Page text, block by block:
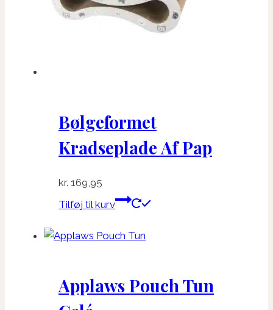
Bølgeformet
Kradseplade Af Pap
kr. 169,95
Tilføj til kurv
Applaws Pouch Tun